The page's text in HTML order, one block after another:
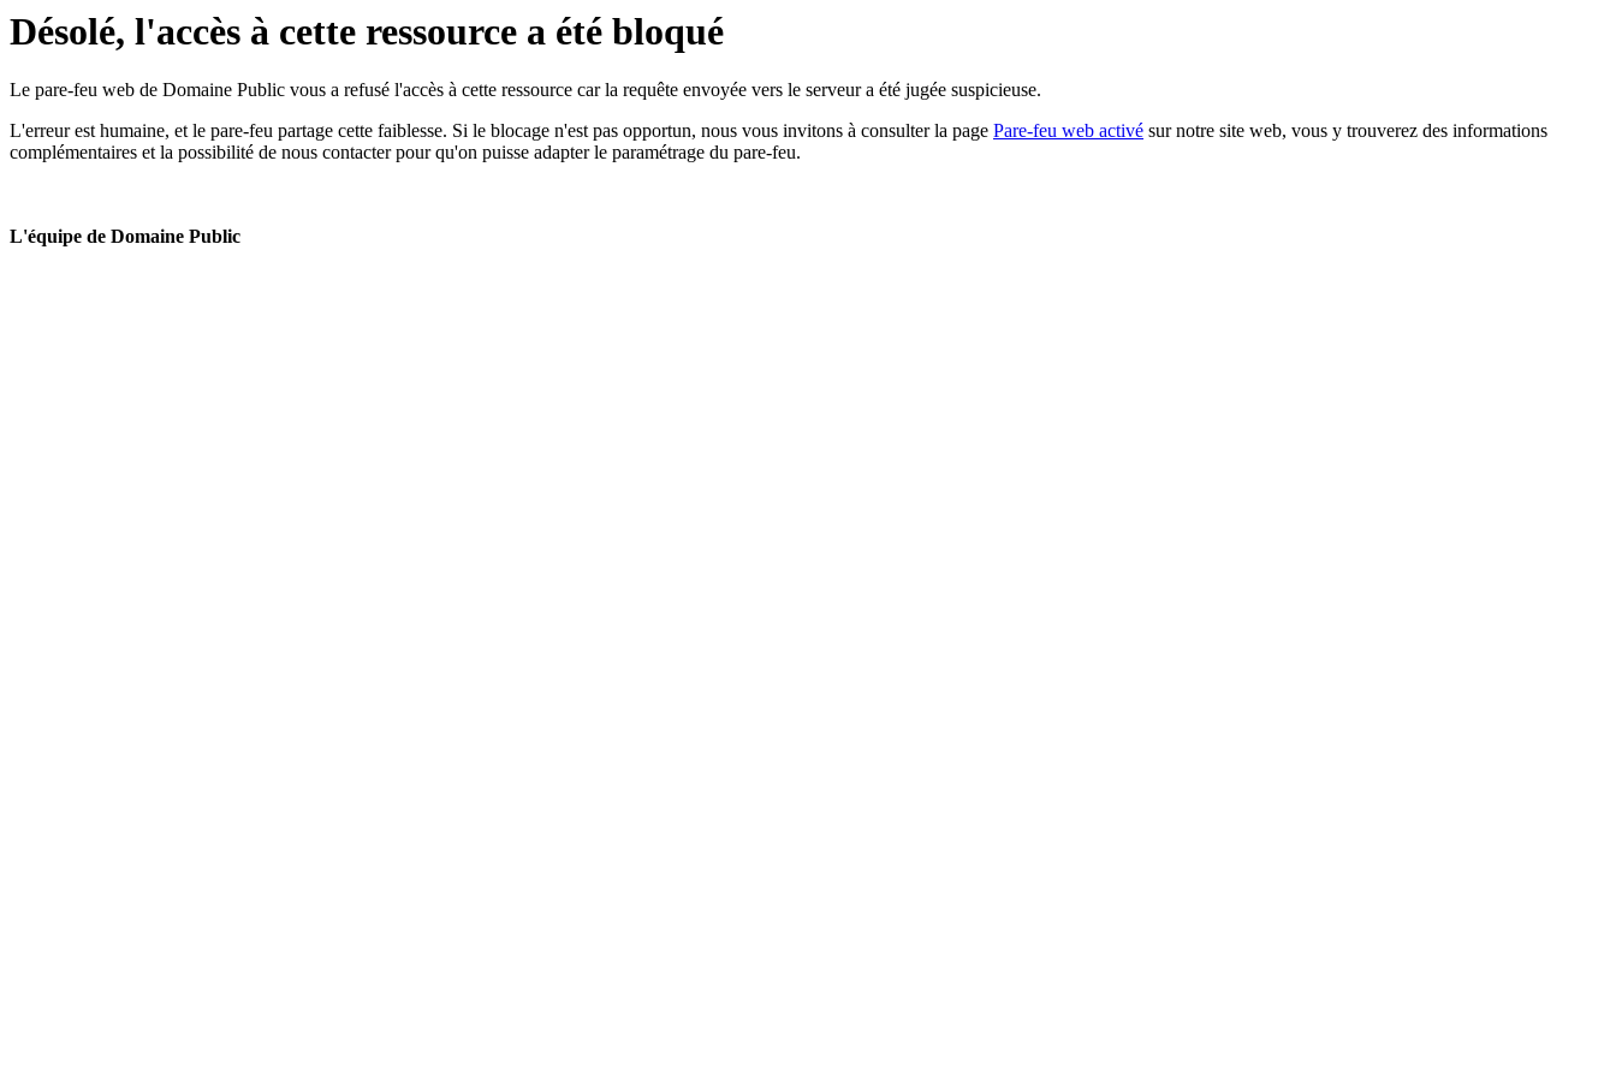
Désolé, l'accès à cette ressource a été bloqué
Le pare-feu web de Domaine Public vous a refusé l'accès à cette ressource car la requête envoyée vers le serveur a été jugée suspicieuse.
L'erreur est humaine, et le pare-feu partage cette faiblesse. Si le blocage n'est pas opportun, nous vous invitons à consulter la page Pare-feu web activé sur notre site web, vous y trouverez des informations
complémentaires et la possibilité de nous contacter pour qu'on puisse adapter le paramétrage du pare-feu.
L'équipe de Domaine Public